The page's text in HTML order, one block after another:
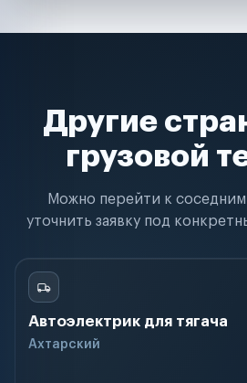
Другие
грузовой
Можно перейти к соседним
уточнить заявку под
Автоэлектрик для тягача
Ахтарский